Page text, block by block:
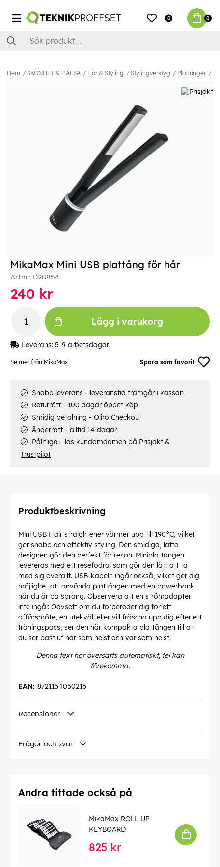
0 0
Hem SKÖNHET & HÄLSA Hår & Styling Stylingverktyg Plattänger
Se mer från MikaMax Spara som favorit
MikaMax Mini USB plattång för hår
Artnr: D28854
240 kr
Lägg i varukorg
Leverans: 5-9 arbetsdagar
Snabb leverans - leveranstid framgår i kassan
Returrätt - 100 dagar öppet köp
Smidig betalning - Qliro Checkout
Ångerrätt - alltid 14 dagar
Pålitliga - läs kundomdömen på Prisjakt &
Trustpilot
Produktbeskrivning
Mini USB Hair straightener värmer upp till 190°C, vilket
ger snabb och effektiv styling. Den smidiga, lätta
designen gör den perfekt för resan. Miniplattången
levereras med ett resefodral som gör den lätt att ta
med sig överallt. USB-kabeln ingår också, vilket ger dig
möjlighet att använda plattången med en powerbank
när du är på språng. Observera att en strömadapter
inte ingår. Oavsett om du förbereder dig för ett
affärsmöte, en utekväll eller vill fräscha upp dig efter ett
träningspass, ser den här kompakta plattången till att
du ser bäst ut när som helst och var som helst.
Denna text har översatts automatiskt, fel kan
förekomma.
8721154050216
EAN:
Recensioner
Frågor och svar
Andra tittade också på
MikaMax ROLL UP
KEYBOARD
825 kr